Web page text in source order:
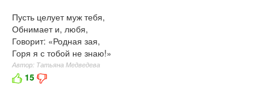
Пусть целует муж тебя,
Обнимает и, любя,
Говорит: «Родная зая,
Горя я с тобой не знаю!»
Автор: Татьяна Медведева
15